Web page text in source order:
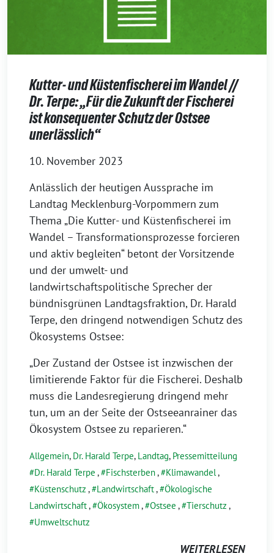
Kutter- und Küstenfischerei im Wandel //
Dr. Terpe: „Für die Zukunft der Fischerei
ist konsequenter Schutz der Ostsee
unerlässlich“
10. November 2023
Anlässlich der heutigen Aussprache im
Landtag Mecklenburg-Vorpommern zum
Thema „Die Kutter- und Küstenfischerei im
Wandel – Transformationsprozesse forcieren
und aktiv begleiten“ betont der Vorsitzende
und der umwelt- und
landwirtschaftspolitische Sprecher der
bündnisgrünen Landtagsfraktion, Dr. Harald
Terpe, den dringend notwendigen Schutz des
Ökosystems Ostsee:
„Der Zustand der Ostsee ist inzwischen der
limitierende Faktor für die Fischerei. Deshalb
muss die Landesregierung dringend mehr
tun, um an der Seite der Ostseeanrainer das
Ökosystem Ostsee zu reparieren.“
Allgemein, Dr. Harald Terpe, Landtag, Pressemitteilung
Dr. Harald Terpe , Fischsterben, Klimawandel ,
Küstenschutz , Landwirtschaft, Ökologische
Landwirtschaft, Ökosystem, Ostsee , Tierschutz ,
Umweltschutz
WEITERLESEN